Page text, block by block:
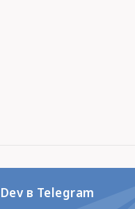
в Telegram